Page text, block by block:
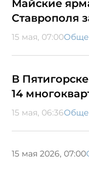
Майские
Ставрополя
15 мая, 07:00
В
14
15 мая, 06:36
15 мая 2026, 07:00